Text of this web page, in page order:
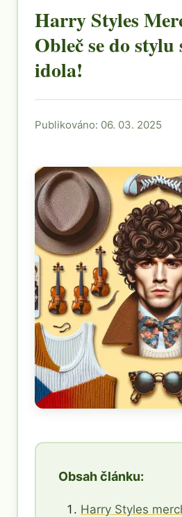
Harry Styles
Obleč se do stylu
idola!
Publikováno: 06. 03. 2025
Obsah článku:
Harry Styles